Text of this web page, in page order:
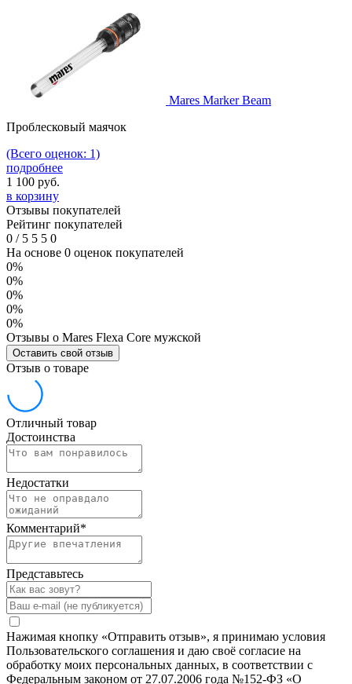
Mares Marker Beam
Проблесковый маячок
(Всего оценок: 1)
подробнее
1 100 руб.
в корзину
Отзывы покупателей
Рейтинг покупателей
0 /5 5 5 0
На основе 0 оценок покупателей
0%
0%
0%
0%
0%
Отзывы о Mares Flexa Core мужской
Оставить свой отзыв
Отзыв о товаре
Отличный товар
Достоинства
Недостатки
Комментарий*
Представьтесь
Нажимая кнопку «Отправить отзыв», я принимаю условия
Пользовательского соглашения и даю своё согласие на
обработку моих персональных данных, в соответствии с
Федеральным законом от 27.07.2006 года №152-ФЗ «О